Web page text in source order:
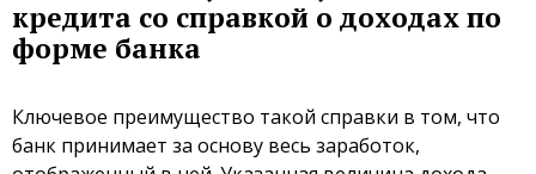
кредита со справкой о доходах по
форме банка
Ключевое преимущество такой справки в том, что
банк принимает за основу весь заработок,